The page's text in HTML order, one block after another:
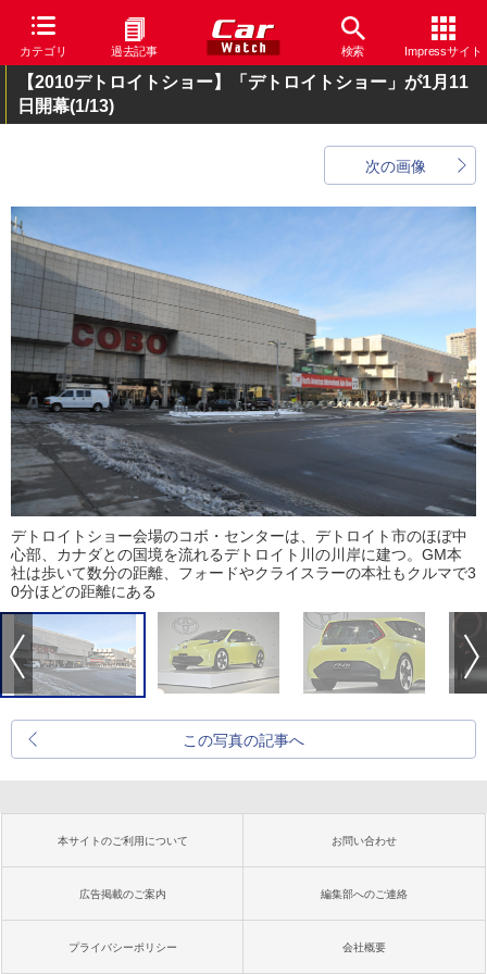
カテゴリ 過去記事 検索 Impressサイト
【2010デトロイトショー】「デトロイトショー」が1月11
日開幕(1/13)
次の画像
デトロイトショー会場のコボ・センターは、デトロイト市のほぼ中
心部、カナダとの国境を流れるデトロイト川の川岸に建つ。GM本
社は歩いて数分の距離、フォードやクライスラーの本社もクルマで3
0分ほどの距離にある
この写真の記事へ
本サイトのご利用について お問い合わせ
広告掲載のご案内 編集部へのご連絡
プライバシーポリシー 会社概要